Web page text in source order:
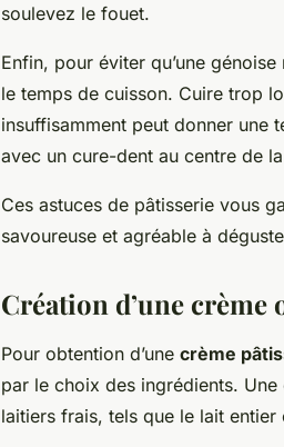
soulevez le fouet.
Enfin, pour éviter qu’une
le temps de cuisson. Cuire trop
insuffisamment peut donner une
avec un cure-dent au centre de
Ces astuces de pâtisserie vous
savoureuse et agréable à
Création d’une crème
Pour obtention d’une crème
par le choix des ingrédients.
laitiers frais, tels que le lait entier